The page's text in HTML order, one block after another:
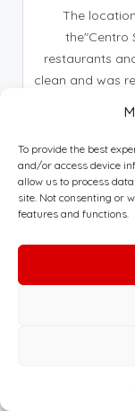
To provide the best
and/or access device
allow us to process
site. Not consenting or
features and functions.
The
the"Centro
restaurants
clean and was
us keys